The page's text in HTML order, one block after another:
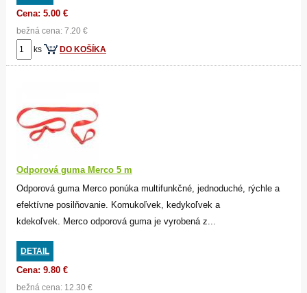
Cena: 5.00 €
bežná cena: 7.20 €
ks
DO KOŠÍKA
Odporová guma Merco 5 m
Odporová guma Merco ponúka multifunkčné, jednoduché, rýchle a
efektívne posilňovanie. Komukoľvek, kedykoľvek a
kdekoľvek. Merco odporová guma je vyrobená z...
DETAIL
Cena: 9.80 €
bežná cena: 12.30 €